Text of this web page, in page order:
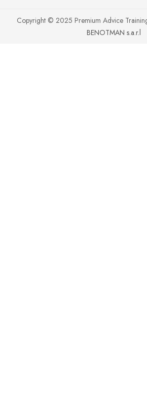
Copyright © 2025 Premium Advice
BENOTMAN s.a.r.l